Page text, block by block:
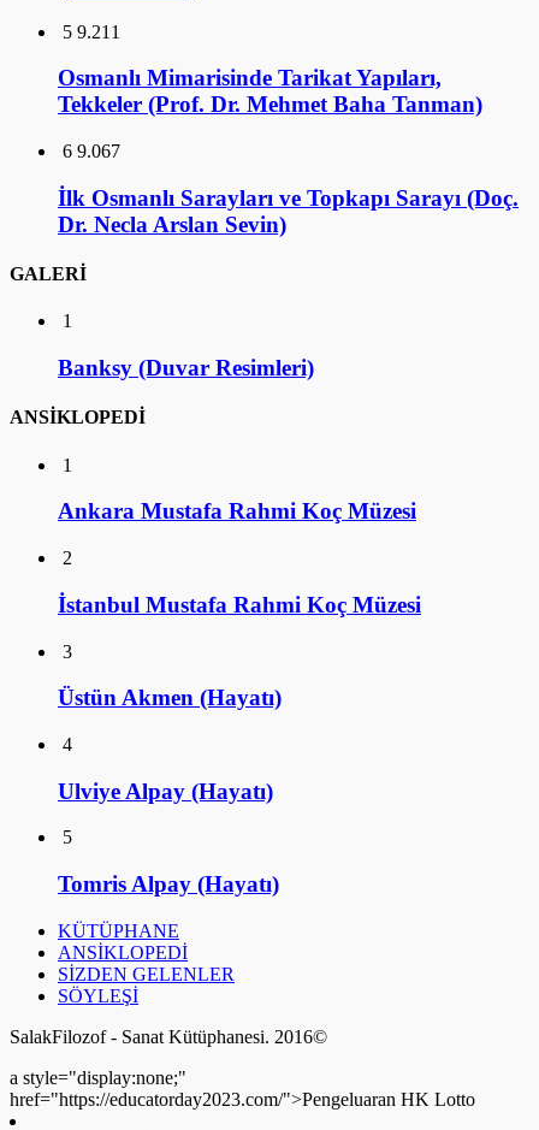
5 9.211
Osmanlı Mimarisinde Tarikat Yapıları,
Tekkeler (Prof. Dr. Mehmet Baha Tanman)
6 9.067
İlk Osmanlı Sarayları ve Topkapı Sarayı (Doç.
Dr. Necla Arslan Sevin)
GALERİ
1
Banksy (Duvar Resimleri)
ANSİKLOPEDİ
1
Ankara Mustafa Rahmi Koç Müzesi
2
İstanbul Mustafa Rahmi Koç Müzesi
3
Üstün Akmen (Hayatı)
4
Ulviye Alpay (Hayatı)
5
Tomris Alpay (Hayatı)
KÜTÜPHANE
ANSİKLOPEDİ
SİZDEN GELENLER
SÖYLEŞİ
SalakFilozof - Sanat Kütüphanesi. 2016©
a style="display:none;"
href="https://educatorday2023.com/">Pengeluaran HK Lotto